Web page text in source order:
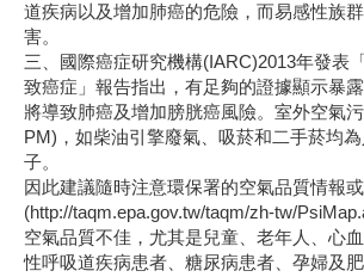
道疾病以及增加肺癌的危險，而易感性族
害。
三、國際癌症研究機構(IARC)2013年發表
致癌症」報告指出，有足夠的證據顯示暴
將導致肺癌及增加膀胱癌風險。室外空氣
PM)，如柴油引擎廢氣、吸菸和二手菸均
子。
因此建議隨時注意環保署的空氣品質情報
(http://taqm.epa.gov.tw/taqm/zh-tw/
空氣品質不佳，尤其是兒童、老年人、心
性呼吸道疾病患者、糖尿病患者、孕婦及